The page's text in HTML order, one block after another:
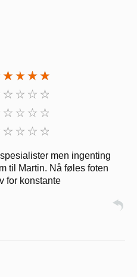
men ingenting
til Martin. Nå føles foten
for konstante